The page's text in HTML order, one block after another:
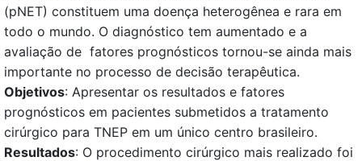
(pNET) constituem uma doença heterogênea e rara em
todo o mundo. O diagnóstico tem aumentado e a
avaliação de fatores prognósticos tornou-se ainda mais
importante no processo de decisão terapêutica.
Objetivos: Apresentar os resultados e fatores
prognósticos em pacientes submetidos a tratamento
cirúrgico para TNEP em um único centro brasileiro.
Resultados: O procedimento cirúrgico mais realizado foi